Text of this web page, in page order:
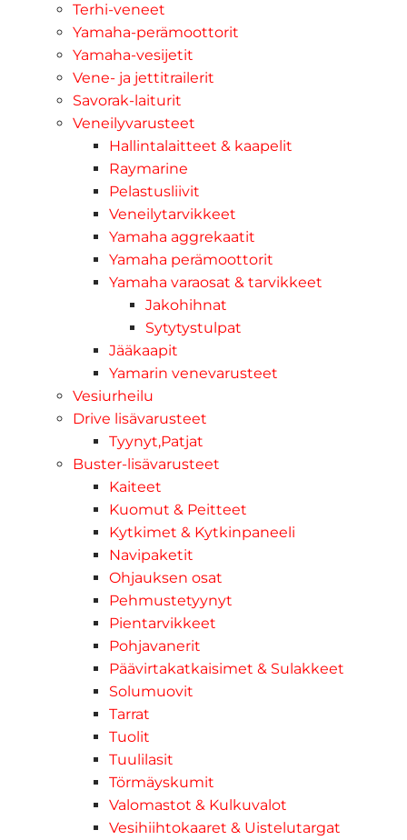
Terhi-veneet
Yamaha-perämoottorit
Yamaha-vesijetit
Vene- ja jettitrailerit
Savorak-laiturit
Veneilyvarusteet
Hallintalaitteet & kaapelit
Raymarine
Pelastusliivit
Veneilytarvikkeet
Yamaha aggrekaatit
Yamaha perämoottorit
Yamaha varaosat & tarvikkeet
Jakohihnat
Sytytystulpat
Jääkaapit
Yamarin venevarusteet
Vesiurheilu
Drive lisävarusteet
Tyynyt,Patjat
Buster-lisävarusteet
Kaiteet
Kuomut & Peitteet
Kytkimet & Kytkinpaneeli
Navipaketit
Ohjauksen osat
Pehmustetyynyt
Pientarvikkeet
Pohjavanerit
Päävirtakatkaisimet & Sulakkeet
Solumuovit
Tarrat
Tuolit
Tuulilasit
Törmäyskumit
Valomastot & Kulkuvalot
Vesihiihtokaaret & Uistelutargat